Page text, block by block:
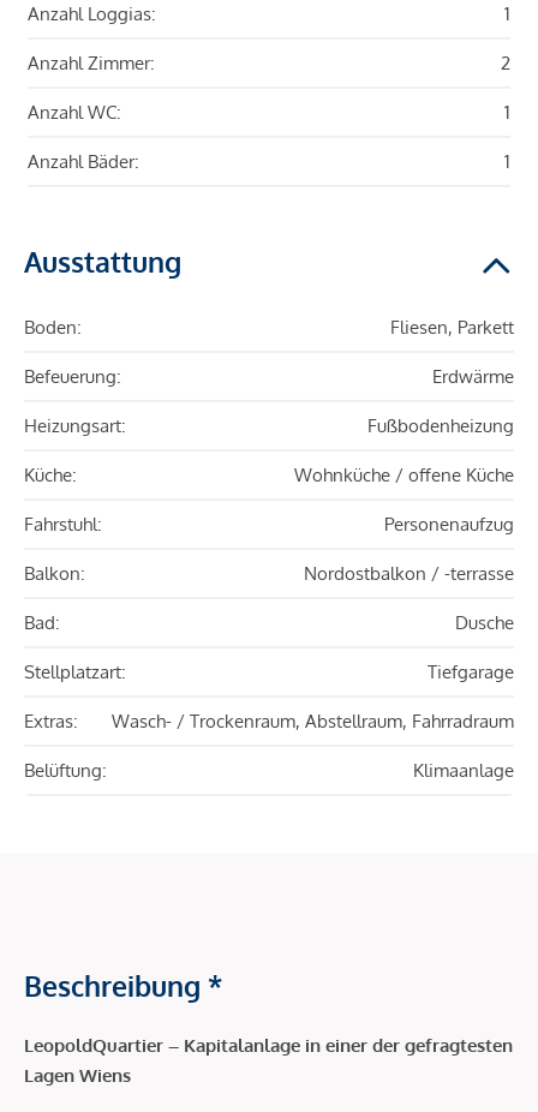
Anzahl Loggias: 1
Anzahl Zimmer: 2
Anzahl WC: 1
Anzahl Bäder: 1
Ausstattung
Boden: Fliesen, Parkett
Befeuerung: Erdwärme
Heizungsart: Fußbodenheizung
Küche: Wohnküche / offene Küche
Fahrstuhl: Personenaufzug
Balkon: Nordostbalkon / -terrasse
Bad: Dusche
Stellplatzart: Tiefgarage
Extras: Wasch- / Trockenraum, Abstellraum, Fahrradraum
Belüftung: Klimaanlage
Beschreibung *
LeopoldQuartier – Kapitalanlage in einer der gefragtesten
Lagen Wiens